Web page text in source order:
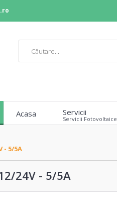
Acasa Servicii
Servicii Fotovoltaice
- 5/5A
24V - 5/5A